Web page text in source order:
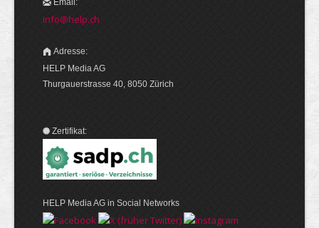
Email:
info@help.ch
Adresse:
HELP Media AG
Thurgauerstrasse 40, 8050 Zürich
Zertifikat:
HELP Media AG in Social Networks